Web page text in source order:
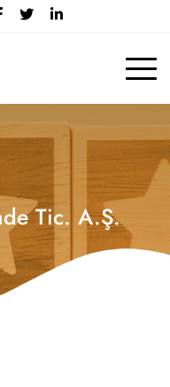
Tic. A.Ş.